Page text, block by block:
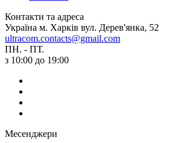
Контакти та адреса
Україна м. Харків вул. Дерев'янка, 52
ultracom.contacts@gmail.com
ПН. - ПТ.
з 10:00 до 19:00
Месенджери